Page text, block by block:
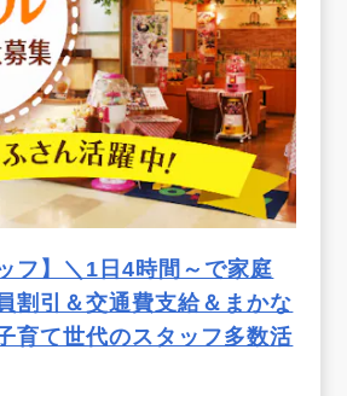
フ】＼1日4時間～で家庭
割引＆交通費支給＆まかな
育て世代のスタッフ多数活